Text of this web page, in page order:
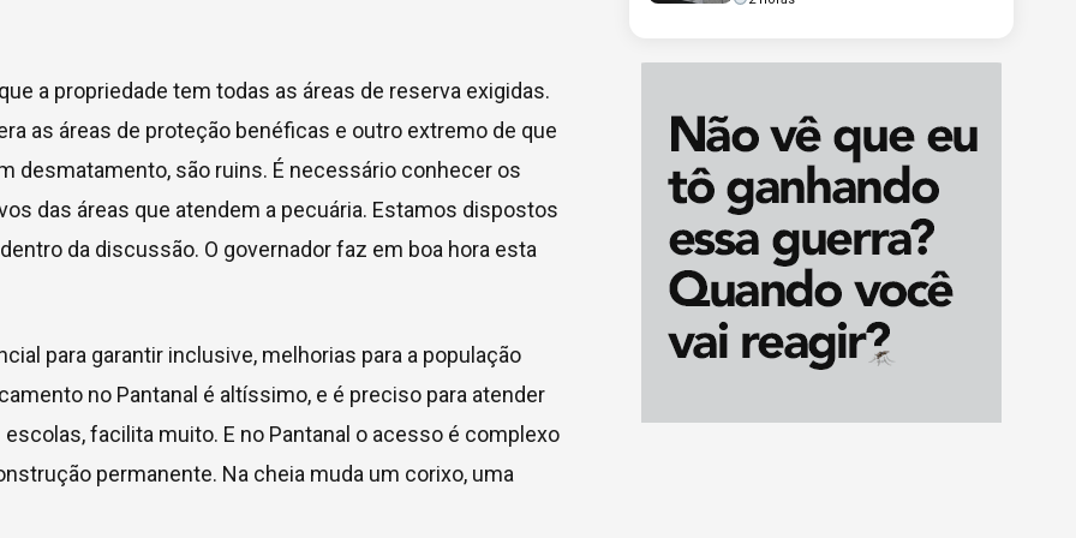
a propriedade tem todas as áreas de reserva exigidas.
as áreas de proteção benéficas e outro extremo de que
desmatamento, são ruins. É necessário conhecer os
das áreas que atendem a pecuária. Estamos dispostos
da discussão. O governador faz em boa hora esta
para garantir inclusive, melhorias para a população
no Pantanal é altíssimo, e é preciso para atender
facilita muito. E no Pantanal o acesso é complexo
permanente. Na cheia muda um corixo, uma